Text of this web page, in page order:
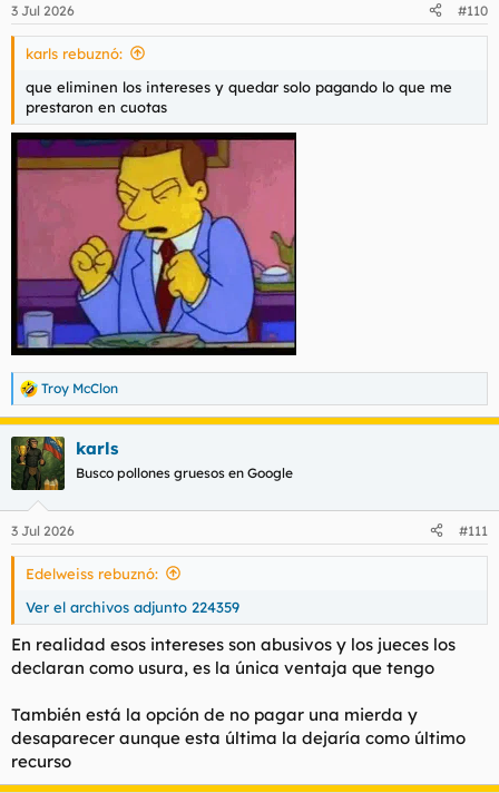
e
s
3 Jul 2026 #110
karls rebuznó:
que eliminen los intereses y quedar solo pagando lo que me
prestaron en cuotas
R
e
a
c
c
i
e
s
Troy McClon
karls
Busco pollones gruesos en Google
3 Jul 2026 #111
Edelweiss rebuznó:
Ver el archivos adjunto 224359
En realidad esos intereses son abusivos y los jueces los
declaran como usura, es la única ventaja que tengo
También está la opción de no pagar una mierda y
desaparecer aunque esta última la dejaría como último
recurso